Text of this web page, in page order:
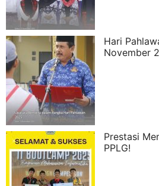
Hari
November
Prestasi
PPLG!